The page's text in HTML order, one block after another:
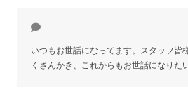
いつもお世話になってます。スタッフ皆
くさんかき、これからもお世話になりた